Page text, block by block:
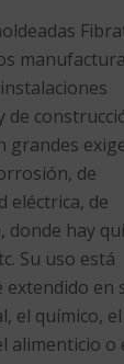
de
grandes
de
eléctrica, de
donde hay
Su uso está
extendido en
el químico,
alimenticio o